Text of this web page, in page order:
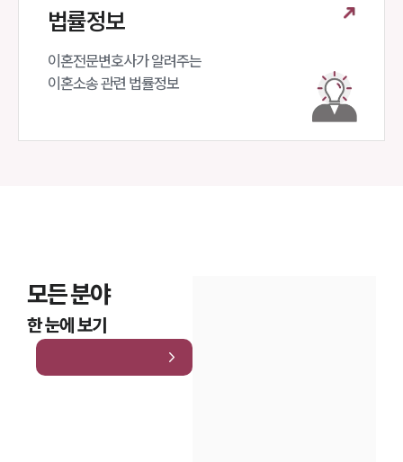
법률정보
이혼전문변호사가 알려주는
이혼소송 관련 법률정보
모든 분야
한 눈에 보기